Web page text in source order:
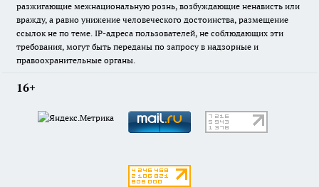
разжигающие межнациональную рознь, возбуждающие ненависть или
вражду, а равно унижение человеческого достоинства, размещение
ссылок не по теме. IP-адреса пользователей, не соблюдающих эти
требования, могут быть переданы по запросу в надзорные и
правоохранительные органы.
16+